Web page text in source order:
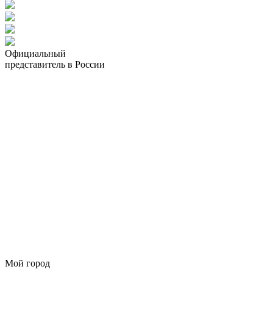
Официальный
представитель в России
Мой город